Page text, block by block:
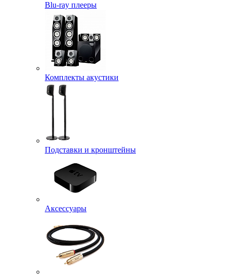
Blu-ray плееры
Комплекты акустики
Подставки и кронштейны
Аксессуары